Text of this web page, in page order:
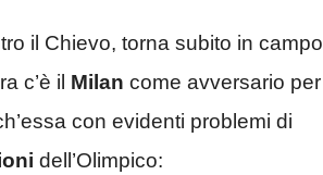
il Chievo, torna subito in campo
c’è il Milan come avversario per
con evidenti problemi di
dell’Olimpico: